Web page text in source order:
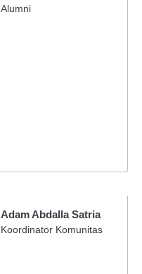
Alumni
Adam Abdalla Satria
Koordinator Komunitas